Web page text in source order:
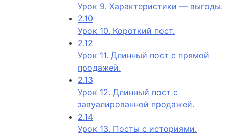
Урок 9. Характеристики — выгоды.
2.10
Урок 10. Короткий пост.
2.12
Урок 11. Длинный пост с прямой
продажей.
2.13
Урок 12. Длинный пост с
завуалированной продажей.
2.14
Урок 13. Посты с историями.